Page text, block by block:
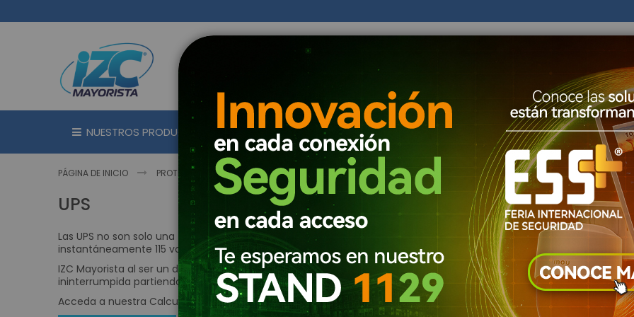
TODAS LAS
Seguridad
Alarmas
Control de
Accesorios
Lectores de
CCTV Circuito
Circuito cerrado de
Grabadores
Circuito cerrado
Cámaras
NUESTROS PRODUCTOS MARCAS DISTRIBUIDOR PROMOCIONES EVENTOS
PÁGINA DE INICIO PROTECCIÓN DE ENERGÍA UPS
UPS
Las UPS no son solo una fuente de energía de respaldo, también protegen todo tipo de equipos electrónicos, las
instantáneamente 115 voltios de energía y 60 Hz para evitar los daños causados ​​por cortes y la variación de
IZC Mayorista al ser un distribuidor de UPS Online, UPS interactivas, UPS monofásica, UPS Bifásica y UPS Trifásica
ininterrumpida partiendo de UPS de 1kva - 2kva - 3kva - 6kva - 10kva.
Acceda a nuestra Calculadora SAI para conocer la UPS que requieren sus equipos.